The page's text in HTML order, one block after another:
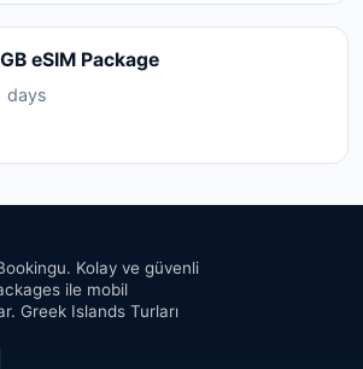
eSIM Package
days
Kolay ve güvenli
ile mobil
Greek Islands Turları